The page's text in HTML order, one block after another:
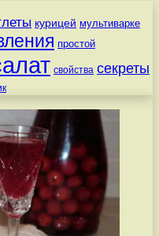
курицей мультиварке
простой
свойства секреты